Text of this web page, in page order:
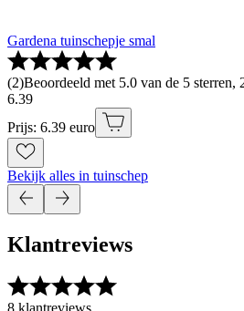
Gardena tuinschepje smal
(2)Beoordeeld met 5.0 van de 5 sterren,
6.39
Prijs: 6.39 euro
Bekijk alles in tuinschep
Klantreviews